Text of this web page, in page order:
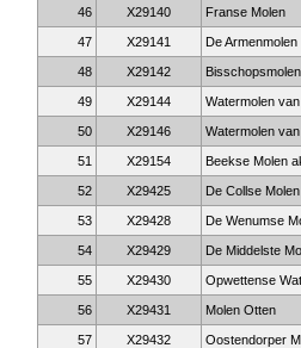
46 X29140 Franse Molen
47 X29141 De Armenmolen
48 X29142 Bisschopsmolen
49 X29144 Watermolen
50 X29146 Watermolen
51 X29154 Beekse Molen
52 X29425 De Collse Molen
53 X29428 De Wenumse
54 X29429 De Middelste
55 X29430 Opwettense
56 X29431 Molen Otten
57 X29432 Oostendorper